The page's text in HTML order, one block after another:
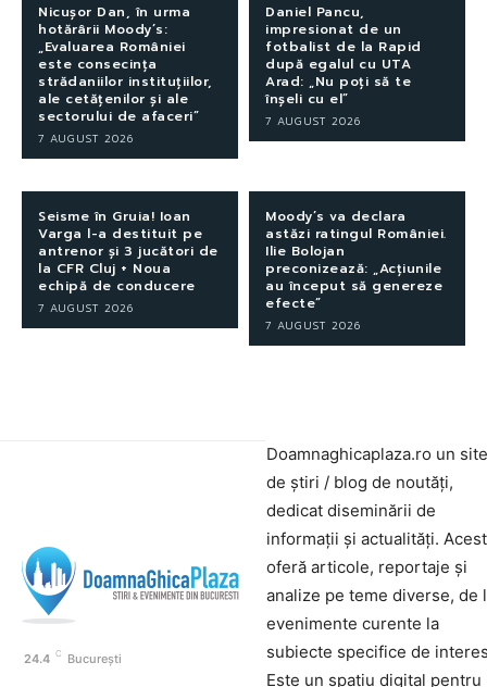
Nicușor Dan, în urma
hotărârii Moody’s:
„Evaluarea României
este consecința
strădaniilor instituțiilor,
ale cetățenilor și ale
sectorului de afaceri”
7 AUGUST 2026
Daniel Pancu,
impresionat de un
fotbalist de la Rapid
după egalul cu UTA
Arad: „Nu poți să te
înșeli cu el”
7 AUGUST 2026
Seisme în Gruia! Ioan
Varga l-a destituit pe
antrenor și 3 jucători de
la CFR Cluj + Noua
echipă de conducere
7 AUGUST 2026
Moody’s va declara
astăzi ratingul României.
Ilie Bolojan
preconizează: „Acțiunile
au început să genereze
efecte”
7 AUGUST 2026
24.4 C București
Doamnaghicaplaza.ro un site
de știri / blog de noutăți,
dedicat diseminării de
informații și actualități.
oferă articole, reportaje și
analize pe teme diverse, de
evenimente curente la
subiecte specifice de
Este un spațiu digital pentru